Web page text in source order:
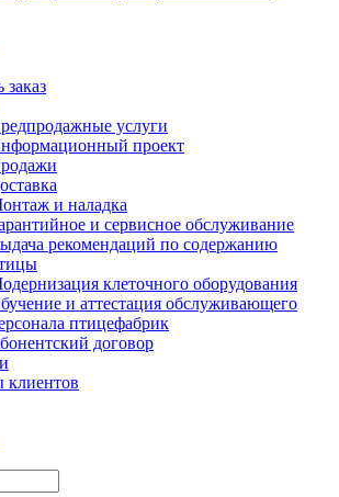
заказ
услуги
проект
и наладка
и сервисное обслуживание
рекомендаций по содержанию
клеточного оборудования
и аттестация обслуживающего
птицефабрик
договор